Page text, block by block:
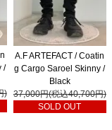
/
)
A.F ARTEFACT / Coatin
g Cargo Saroel Skinny /
Black
37,000円(税込40,700円)
SOLD OUT